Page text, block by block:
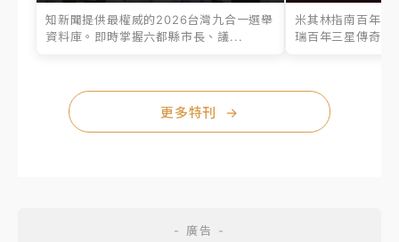
知新聞提供最權威的2026台灣九合一選舉
資料庫。即時掌握六都縣市長、議...
米其林指南百年之
瑞百年三星傳奇、
更多特刊 →